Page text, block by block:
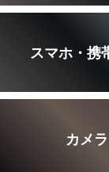
スマホ・携
カメラ